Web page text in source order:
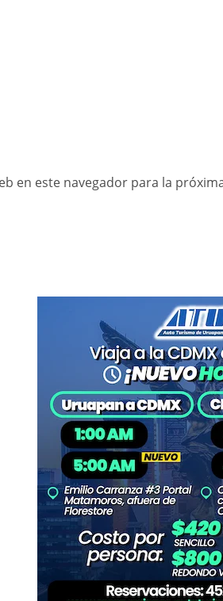
en este navegador para la